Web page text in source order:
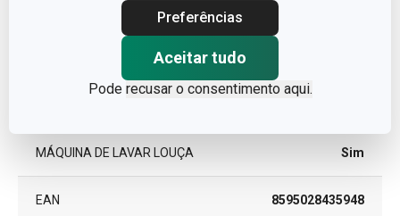
Preferências
Aceitar tudo
Pode recusar o consentimento aqui.
MÁQUINA DE LAVAR LOUÇA Sim
EAN 8595028435948